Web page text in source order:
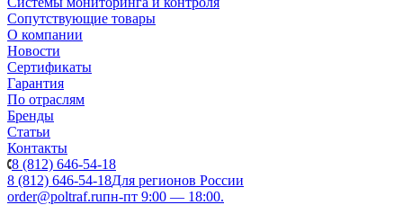
Сопутствующие товары
О компании
Новости
Сертификаты
Гарантия
По отраслям
Бренды
Статьи
Контакты
8 (812) 646-54-18
8 (812) 646-54-18Для регионов России
order@poltraf.ruпн-пт 9:00 — 18:00.